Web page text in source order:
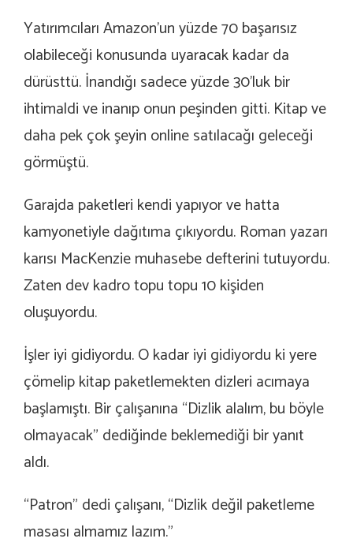
Yatırımcıları Amazon’un yüzde 70 başarısız
olabileceği konusunda uyaracak kadar da
dürüsttü. İnandığı sadece yüzde 30’luk bir
ihtimaldi ve inanıp onun peşinden gitti. Kitap ve
daha pek çok şeyin online satılacağı geleceği
görmüştü.
Garajda paketleri kendi yapıyor ve hatta
kamyonetiyle dağıtıma çıkıyordu. Roman yazarı
karısı MacKenzie muhasebe defterini tutuyordu.
Zaten dev kadro topu topu 10 kişiden
oluşuyordu.
İşler iyi gidiyordu. O kadar iyi gidiyordu ki yere
çömelip kitap paketlemekten dizleri acımaya
başlamıştı. Bir çalışanına “Dizlik alalım, bu böyle
olmayacak” dediğinde beklemediği bir yanıt
aldı.
“Patron” dedi çalışanı, “Dizlik değil paketleme
masası almamız lazım.”